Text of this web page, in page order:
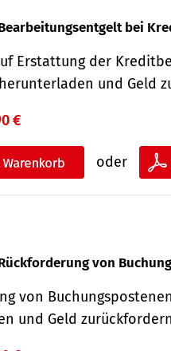
bei
Erstattung der
und Geld
€
oder
von
von
und Geld